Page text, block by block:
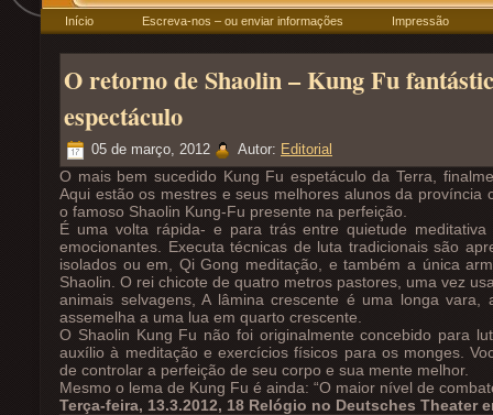
Início Escreva-nos – ou enviar informações Impressão
O retorno de Shaolin – Kung Fu
espectáculo
05 de março, 2012 Autor: Editorial
O mais bem sucedido Kung Fu espetáculo da Terra,
Aqui estão os mestres e seus melhores alunos da província
o famoso Shaolin Kung-Fu presente na perfeição.
É uma volta rápida- e para trás entre quietude
emocionantes. Executa técnicas de luta tradicionais são
isolados ou em, Qi Gong meditação, e também a única
Shaolin. O rei chicote de quatro metros pastores, uma vez
animais selvagens, A lâmina crescente é uma longa
assemelha a uma lua em quarto crescente.
O Shaolin Kung Fu não foi originalmente concebido para
auxílio à meditação e exercícios físicos para os monges.
de controlar a perfeição de seu corpo e sua mente melhor.
Mesmo o lema de Kung Fu é ainda: “O maior nível de
Terça-feira, 13.3.2012, 18 Relógio no Deutsches Theater